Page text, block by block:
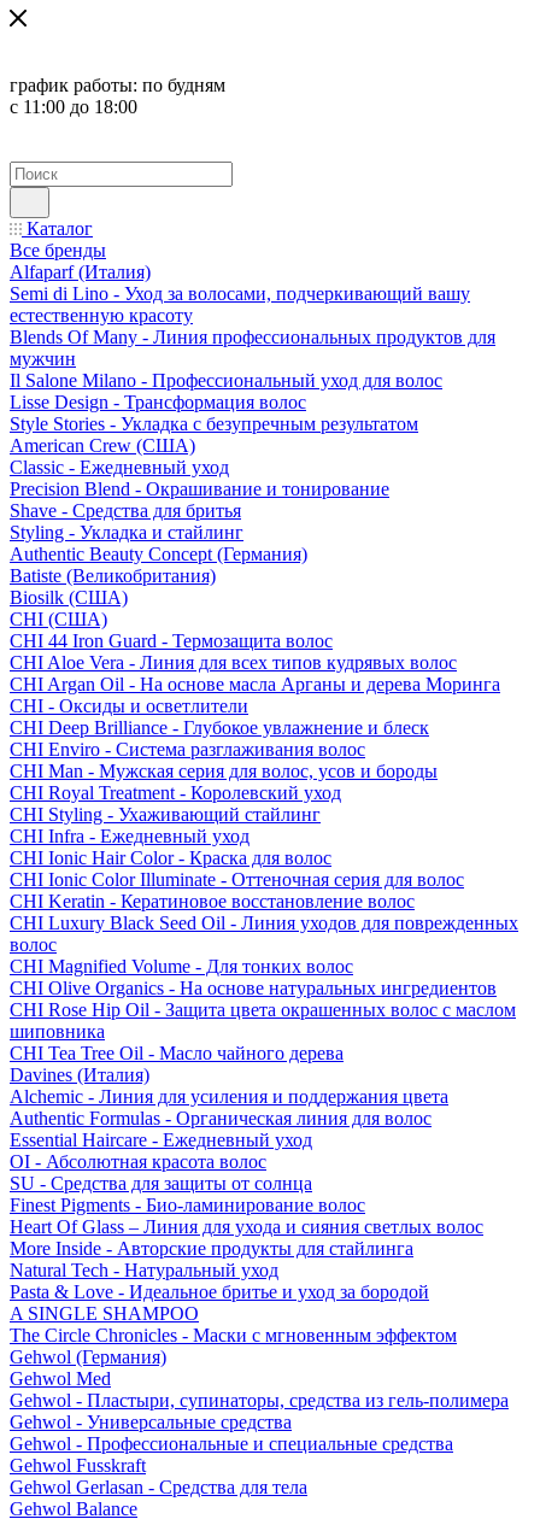
график работы: по будням
с 11:00 до 18:00
Каталог
Все бренды
Alfaparf (Италия)
Semi di Lino - Уход за волосами, подчеркивающий вашу
естественную красоту
Blends Of Many - Линия профессиональных продуктов для
мужчин
Il Salone Milano - Профессиональный уход для волос
Lisse Design - Трансформация волос
Style Stories - Укладка с безупречным результатом
American Crew (США)
Classic - Ежедневный уход
Precision Blend - Окрашивание и тонирование
Shave - Средства для бритья
Styling - Укладка и стайлинг
Authentic Beauty Concept (Германия)
Batiste (Великобритания)
Biosilk (США)
CHI (США)
CHI 44 Iron Guard - Термозащита волос
CHI Aloe Vera - Линия для всех типов кудрявых волос
CHI Argan Oil - На основе масла Арганы и дерева Моринга
CHI - Оксиды и осветлители
CHI Deep Brilliance - Глубокое увлажнение и блеск
CHI Enviro - Система разглаживания волос
CHI Man - Мужская серия для волос, усов и бороды
CHI Royal Treatment - Королевский уход
CHI Styling - Ухаживающий стайлинг
CHI Infra - Ежедневный уход
CHI Ionic Hair Color - Краска для волос
CHI Ionic Color Illuminate - Оттеночная серия для волос
CHI Keratin - Кератиновое восстановление волос
CHI Luxury Black Seed Oil - Линия уходов для поврежденных
волос
CHI Magnified Volume - Для тонких волос
CHI Olive Organics - На основе натуральных ингредиентов
CHI Rose Hip Oil - Защита цвета окрашенных волос с маслом
шиповника
CHI Tea Tree Oil - Масло чайного дерева
Davines (Италия)
Alchemic - Линия для усиления и поддержания цвета
Authentic Formulas - Органическая линия для волос
Essential Haircare - Eжедневный уход
OI - Абсолютная красота волос
SU - Средства для защиты от солнца
Finest Pigments - Био-ламинирование волос
Heart Of Glass – Линия для ухода и сияния светлых волос
More Inside - Авторские продукты для стайлинга
Natural Tech - Натуральный уход
Pasta & Love - Идеальное бритье и уход за бородой
A SINGLE SHAMPOO
The Circle Chronicles - Маски с мгновенным эффектом
Gehwol (Германия)
Gehwol Med
Gehwol - Пластыри, супинаторы, средства из гель-полимера
Gehwol - Универсальные средства
Gehwol - Профессиональные и специальные средства
Gehwol Fusskraft
Gehwol Gerlasan - Средства для тела
Gehwol Balance